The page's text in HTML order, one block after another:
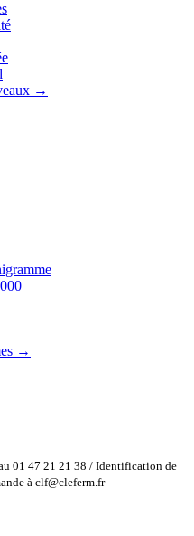
→
→
01 47 21 21 38 / Identification de
à clf@cleferm.fr